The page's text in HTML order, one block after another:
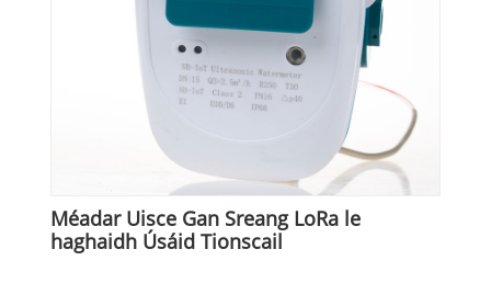
Méadar Uisce Gan Sreang LoRa le
haghaidh Úsáid Tionscail